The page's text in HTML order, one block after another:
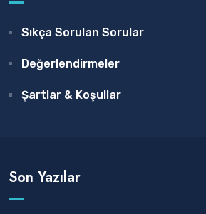
Sıkça Sorulan Sorular
Değerlendirmeler
Şartlar & Koşullar
Son Yazılar